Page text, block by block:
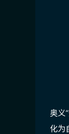
奥义
化为